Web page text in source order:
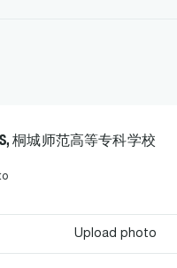
桐城师范高等专科学校
Upload photo